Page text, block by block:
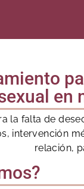
en
la falta de
intervención
relación,